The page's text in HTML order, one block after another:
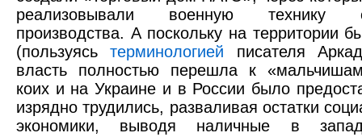
реализовывали военную технику
производства. А поскольку на территории
(пользуясьтерминологией писателя
власть полностью перешла к
коих и на Украине и в России было
изрядно трудились, разваливая остатки
экономики, выводя наличные в